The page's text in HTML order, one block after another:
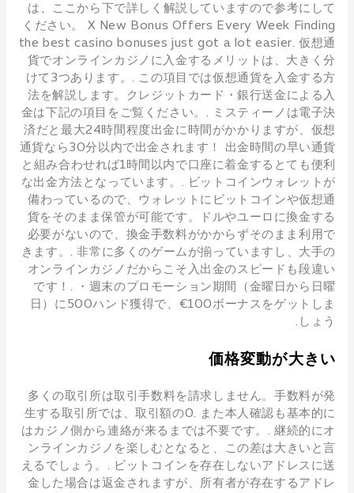
は、ここから下で詳しく解説していますので参考にして
ください。 X New Bonus Offers Every Week Finding
the best casino bonuses just got a lot easier. 仮想通
貨でオンラインカジノに入金するメリットは、大きく分
けて3つあります。. この項目では仮想通貨を入金する方
法を解説します。クレジットカード・銀行送金による入
金は下記の項目をご覧ください。. ミスティーノは電子決
済だと最大24時間程度出金に時間がかかりますが、仮想
通貨なら30分以内で出金されます！ 出金時間の早い通貨
と組み合わせれば1時間以内で口座に着金するとても便利
な出金方法となっています。. ビットコインウォレットが
備わっているので、ウォレットにビットコインや仮想通
貨をそのまま保管が可能です。ドルやユーロに換金する
必要がないので、換金手数料がかからずそのまま利用で
きます。. 非常に多くのゲームが揃っていますし、大手の
オンラインカジノだからこそ入出金のスピードも段違い
です！. ・週末のプロモーション期間（金曜日から日曜
日）に500ハンド獲得で、€100ボーナスをゲットしま
しょう.
価格変動が大きい
多くの取引所は取引手数料を請求しません。手数料が発
生する取引所では、取引額の0. また本人確認も基本的に
はカジノ側から連絡が来るまでは不要です。. 継続的にオ
ンラインカジノを楽しむとなると、この差は大きいと言
えるでしょう。. ビットコインを存在しないアドレスに送
金した場合は返金されますが、所有者が存在するアドレ